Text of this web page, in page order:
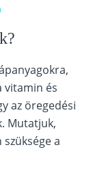
vitamin és
az öregedési
Mutatjuk,
a